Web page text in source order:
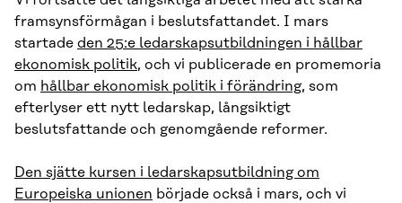
framsynsförmågan i beslutsfattandet. I mars
startade den 25:e ledarskapsutbildningen i hållbar
ekonomisk politik, och vi publicerade en promemoria
om hållbar ekonomisk politik i förändring, som
efterlyser ett nytt ledarskap, långsiktigt
beslutsfattande och genomgående reformer.
Den sjätte kursen i ledarskapsutbildning om
Europeiska unionen började också i mars, och vi